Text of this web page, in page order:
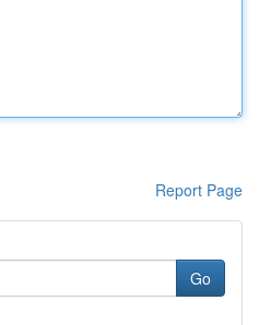
Report Page
Go